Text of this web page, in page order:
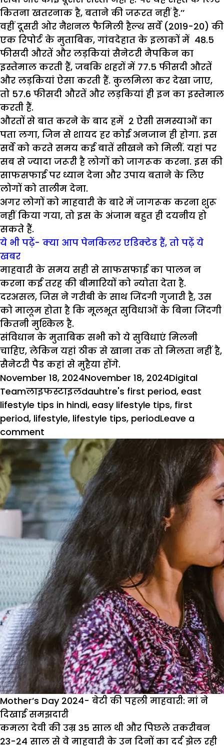
कितना खतरनाक है, बताने की जरूरत नहीं है.’’
वहीं दूसरी ओर नैशनल फैमिली हैल्थ सर्वे (2019-20) की
एक रिपोर्ट के मुताबिक, गांवदेहात के इलाकों में 48.5
फीसदी औरतें और लड़कियां सैनेटरी नैपकिन का
इस्तेमाल करती हैं, जबकि शहरों में 77.5 फीसदी औरतें
और लड़कियां ऐसा करती हैं. कुलमिला कर देखा जाए,
तो 57.6 फीसदी औरतें और लड़कियां ही इन का इस्तेमाल
करती हैं.
औरतों से बात करने के बाद हमें 2 ऐसी समस्याओं का
पता लगा, जिन से शायद हर कोई अनजान ही होगा. इस
सर्वे को करते समय कई बातें सीखने को मिलीं. यहां पर
सब से ज्यादा जरूरी है लोगों को जागरूक करना. इस की
साफसफाई पर ध्यान देना और उपाय बताने के लिए
लोगों को तालीम देना.
अगर लोगों को माहवारी के बारे में जागरूक करना शुरू
नहीं किया गया, तो इस के अंजाम बहुत ही दयनीय हो
सकते हैं.
ये भी पढ़ें- क्या आप पेनकिलर एडिक्टेड हैं, तो पढ़ें ये
खबर
माहवारी के समय सही से साफसफाई का पालन न
करना कई तरह की बीमारियों को न्योता देता है.
दरअसल, जिस ने गरीबी के साथ जिंदगी गुजारी है, उस
को मालूम होता है कि मूलभूत सुविधाओं के बिना जिंदगी
कितनी मुश्किल है.
संविधान के मुताबिक सभी को ये सुविधाएं मिलनी
चाहिए, लेकिन यहां ठीक से खाना तक तो मिलता नहीं है,
सैनेटरी पैड कहां से मुहैया होंगे.
Posted
on
November 18, 2024November 18, 2024Author
Digital
TeamCategories
लाइफस्टाइलTags
dauhtre's first period, east
lifestyle tips in hindi, easy lifestyle tips, first
period, lifestyle, lifestyle tips, periodLeave a
comment
गरीबी
और
तंगहाली
पर
भारी
पीरियड्स
Mother’s Day 2024- बेटी की पहली माहवारी: मां ने
दिखाई समझदारी
कमला देवी की उम्र 35 साल थी और पिछले तकरीबन
23-24 साल से वे माहवारी के उन दिनों का दर्द झेल रही